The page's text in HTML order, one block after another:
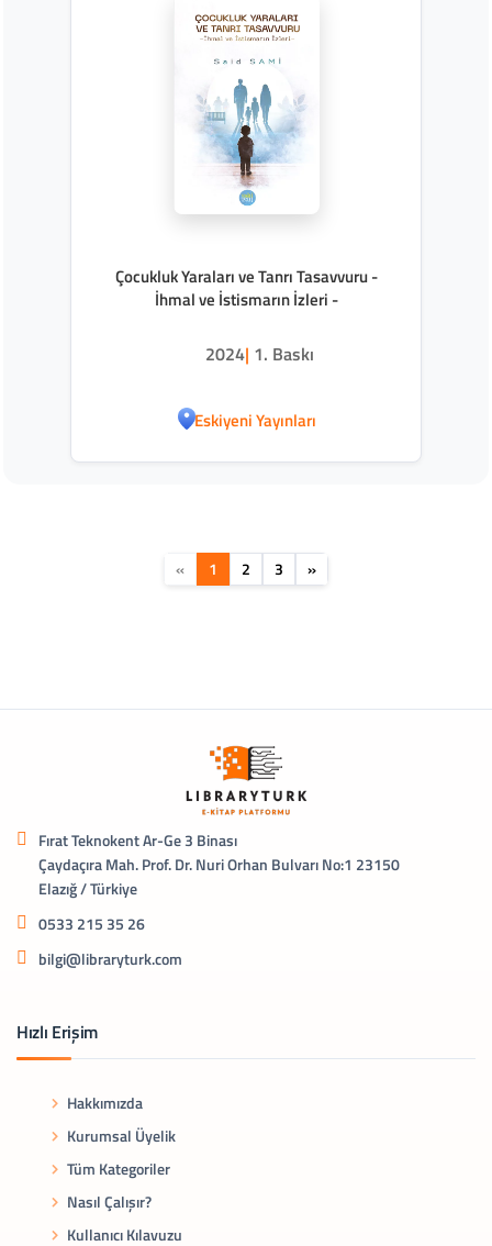
Çocukluk Yaraları ve Tanrı Tasavvuru -
İhmal ve İstismarın İzleri -
2024| 1. Baskı
Eskiyeni Yayınları
« 1 2 3 »
Fırat Teknokent Ar-Ge 3 Binası
Çaydaçıra Mah. Prof. Dr. Nuri Orhan Bulvarı No:1 23150
Elazığ / Türkiye
0533 215 35 26
bilgi@libraryturk.com
Hızlı Erişim
Hakkımızda
Kurumsal Üyelik
Tüm Kategoriler
Nasıl Çalışır?
Kullanıcı Kılavuzu